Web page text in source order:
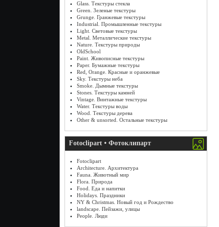
Glass. Текстуры стекла
Green. Зеленые текстуры
Grunge. Гранжевые текстуры
Industrial. Промышленные текстуры
Light. Световые текстуры
Metal. Металлические текстуры
Nature. Текстуры природы
OldSchool
Paint. Живописные текстуры
Paper. Бумажные текстуры
Red, Orange. Красные и оранжевые
Sky. Текстуры неба
Smoke. Дымные текстуры
Stones. Текстуры камней
Vintage. Винтажные текстуры
Water. Текстуры воды
Wood. Текстуры дерева
Other & unsorted. Остальные текстуры
Fotoclipart • Фотоклипарт
Fotoclipart
Architecture. Архитектура
Fauna. Животный мир
Flora. Природа
Food. Еда и напитки
Holidays. Праздники
NY & Christmas. Новый год и Рождество
landscape. Пейзажи, улицы
People. Люди